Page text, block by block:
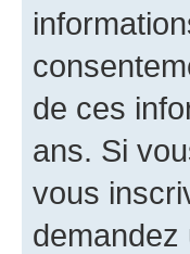
de ces
ans. Si
vous
demandez